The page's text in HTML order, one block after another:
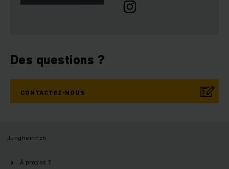
Des questions ?
CONTACTEZ-NOUS
Jungheinrich
À propos ?